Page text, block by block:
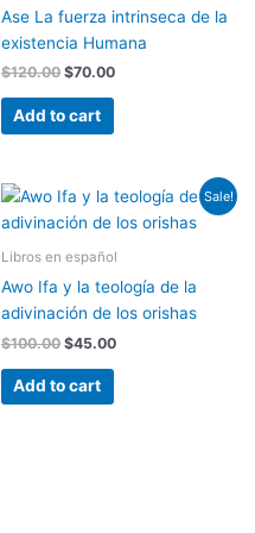
Ase La fuerza intrinseca de la
existencia Humana
$120.00 $70.00
Add to cart
Sale!
Libros en español
Awo Ifa y la teología de la
adivinación de los orishas
$100.00
Original
price
was:
$100.00.
$45.00
Current
is:
$45.00.
Add to cart